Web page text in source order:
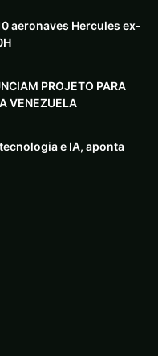
aeronaves Hercules ex-
PROJETO PARA
VENEZUELA
e IA, aponta